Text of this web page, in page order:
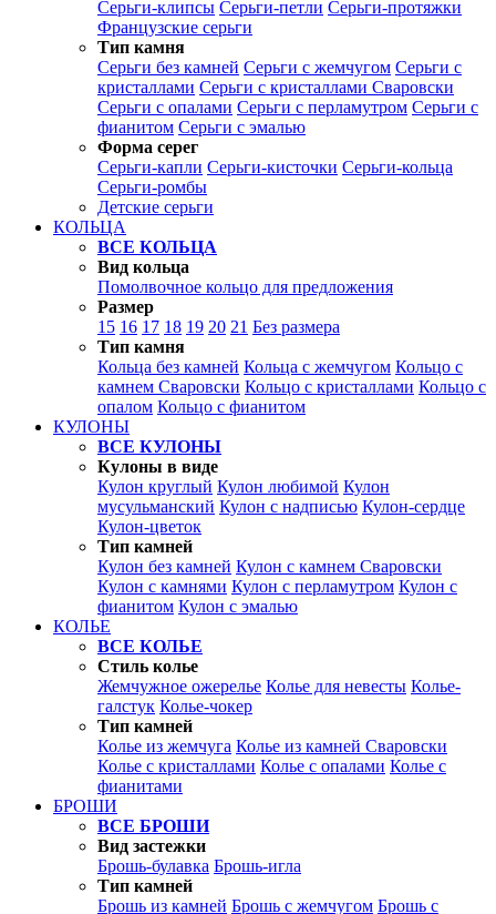
Серьги-клипсы Серьги-петли Серьги-протяжки
Французские серьги
Тип камня
Серьги без камней Серьги с жемчугом Серьги с
кристаллами Серьги с кристаллами Сваровски
Серьги с опалами Серьги с перламутром Серьги с
фианитом Серьги с эмалью
Форма серег
Серьги-капли Серьги-кисточки Серьги-кольца
Серьги-ромбы
Детские серьги
КОЛЬЦА
ВСЕ КОЛЬЦА
Вид кольца
Помолвочное кольцо для предложения
Размер
15 16 17 18 19 20 21 Без размера
Тип камня
Кольца без камней Кольца с жемчугом Кольцо с
камнем Сваровски Кольцо с кристаллами Кольцо с
опалом Кольцо с фианитом
КУЛОНЫ
ВСЕ КУЛОНЫ
Кулоны в виде
Кулон круглый Кулон любимой Кулон
мусульманский Кулон с надписью Кулон-сердце
Кулон-цветок
Тип камней
Кулон без камней Кулон с камнем Сваровски
Кулон с камнями Кулон с перламутром Кулон с
фианитом Кулон с эмалью
КОЛЬЕ
ВСЕ КОЛЬЕ
Стиль колье
Жемчужное ожерелье Колье для невесты Колье-
галстук Колье-чокер
Тип камней
Колье из жемчуга Колье из камней Сваровски
Колье с кристаллами Колье с опалами Колье с
фианитами
БРОШИ
ВСЕ БРОШИ
Вид застежки
Брошь-булавка Брошь-игла
Тип камней
Брошь из камней Брошь с жемчугом Брошь с